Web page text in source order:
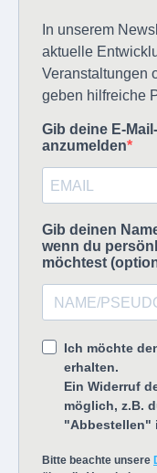
In unserem
aktuelle
Veranstaltungen
geben hilfreiche
Gib deine E-
anzumelden
Gib deinen
wenn du
möchtest
Ich möchte
erhalten.
Ein Widerruf
möglich, z.B.
"Abbestellen"
Bitte beachte unsere